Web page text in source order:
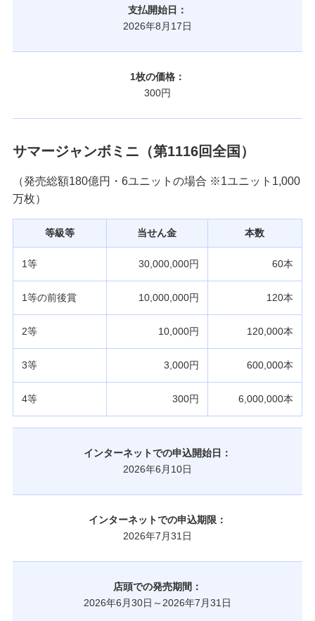
支払開始日：
2026年8月17日
1枚の価格：
300円
サマージャンボミニ（第1116回全国）
（発売総額180億円・6ユニットの場合 ※1ユニット1,000
万枚）
等級等 当せん金 本数
1等 30,000,000円 60本
1等の前後賞 10,000,000円 120本
2等 10,000円 120,000本
3等 3,000円 600,000本
4等 300円 6,000,000本
インターネットでの申込開始日：
2026年6月10日
インターネットでの申込期限：
2026年7月31日
店頭での発売期間：
2026年6月30日～2026年7月31日